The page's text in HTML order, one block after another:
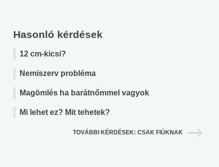
Hasonló kérdések
12 cm-kicsi?
Nemiszerv probléma
Magömlés ha barátnőmmel vagyok
Mi lehet ez? Mit tehetek?
TOVÁBBI KÉRDÉSEK: CSAK FIÚKNAK